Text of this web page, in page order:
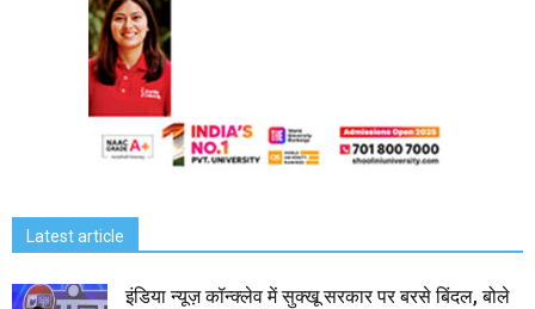
Latest article
इंडिया न्यूज़ कॉन्क्लेव में सुक्खू सरकार पर बरसे बिंदल, बोले